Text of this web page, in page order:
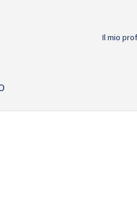
Il mio